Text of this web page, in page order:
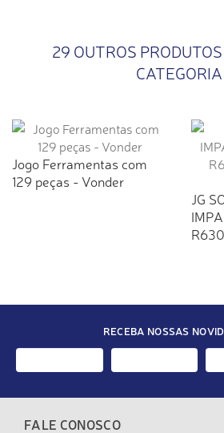
29 OUTROS
CATEGORIA
Jogo Ferramentas com
129 peças - Vonder
JG
RECEBA NOSSAS
FALE CONOSCO